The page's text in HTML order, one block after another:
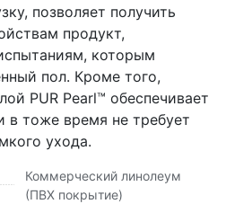
позволяет получить
продукт,
которым
пол. Кроме того,
PUR Pearl™ обеспечивает
тоже время не требует
ухода.
Коммерческий линолеум
(ПВХ покрытие)